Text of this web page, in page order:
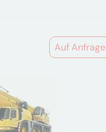
Auf Anfrage